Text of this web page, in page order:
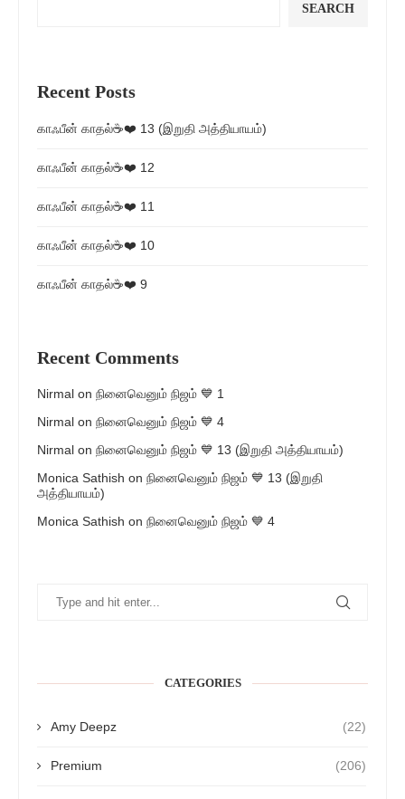
SEARCH
Recent Posts
காஃபீன் காதல்☕❤️ 13 (இறுதி அத்தியாயம்)
காஃபீன் காதல்☕❤️ 12
காஃபீன் காதல்☕❤️ 11
காஃபீன் காதல்☕❤️ 10
காஃபீன் காதல்☕❤️ 9
Recent Comments
Nirmal on நினைவெனும் நிஜம் 💙 1
Nirmal on நினைவெனும் நிஜம் 💙 4
Nirmal on நினைவெனும் நிஜம் 💙 13 (இறுதி அத்தியாயம்)
Monica Sathish on நினைவெனும் நிஜம் 💙 13 (இறுதி
அத்தியாயம்)
Monica Sathish on நினைவெனும் நிஜம் 💙 4
CATEGORIES
Amy Deepz (22)
Premium (206)